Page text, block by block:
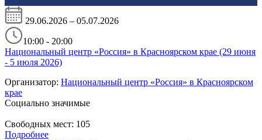
29.06.2026 – 05.07.2026
10:00 - 20:00
Национальный центр «Россия» в Красноярском крае (29 июня
- 5 июля 2026)
Организатор: Национальный центр «Россия» в Красноярском
крае
Социально значимые
Свободных мест: 105
Подробнее